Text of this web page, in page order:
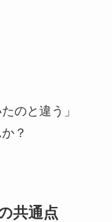
のと違う」
？
共通点